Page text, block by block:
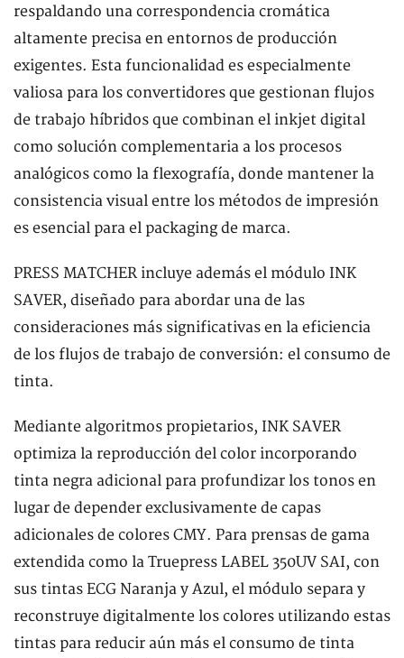
respaldando una correspondencia cromática
altamente precisa en entornos de producción
exigentes. Esta funcionalidad es especialmente
valiosa para los convertidores que gestionan flujos
de trabajo híbridos que combinan el inkjet digital
como solución complementaria a los procesos
analógicos como la flexografía, donde mantener la
consistencia visual entre los métodos de impresión
es esencial para el packaging de marca.
PRESS MATCHER incluye además el módulo INK
SAVER, diseñado para abordar una de las
consideraciones más significativas en la eficiencia
de los flujos de trabajo de conversión: el consumo de
tinta.
Mediante algoritmos propietarios, INK SAVER
optimiza la reproducción del color incorporando
tinta negra adicional para profundizar los tonos en
lugar de depender exclusivamente de capas
adicionales de colores CMY. Para prensas de gama
extendida como la Truepress LABEL 350UV SAI, con
sus tintas ECG Naranja y Azul, el módulo separa y
reconstruye digitalmente los colores utilizando estas
tintas para reducir aún más el consumo de tinta